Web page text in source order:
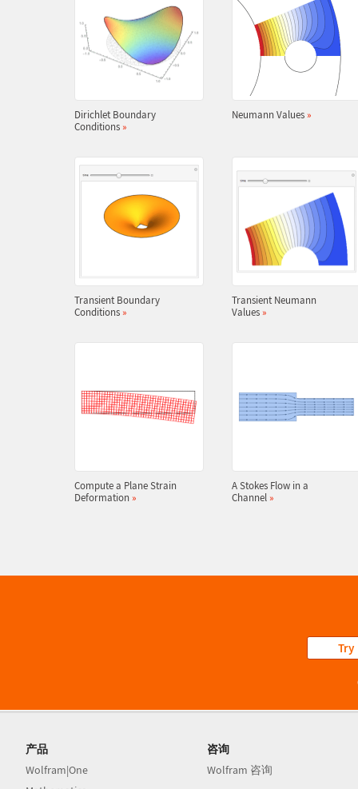
Dirichlet Boundary
Conditions »
Neumann Values »
Transient Boundary
Conditions »
Transient Neumann
Values »
Compute a Plane Strain
Deformation »
A Stokes Flow in a
Channel »
Try
产品
Wolfram|One
咨询
Wolfram 咨询